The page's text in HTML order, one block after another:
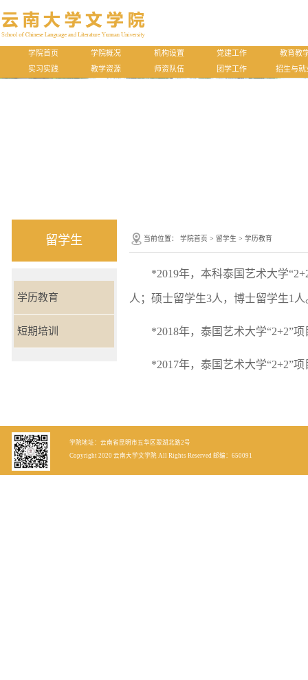
学院首页 学院概况 机构设置 党建工作
教育教
实习实践
教学资源 师资队伍 团学工作 招生与就
留学生
学历教育
短期培训
当前位置：学院首页 > 留学生 >学历教育
*2019年，本科泰国艺术大学
人；硕士留学生3人，博士留学生1人
*2018年，泰国艺术大学“2+2”
*2017年，泰国艺术大学“2+2”
学院地址：云南省昆明市五华区翠湖北路2号
Copyright 2020 云南大学文学院 All Rights Reserved 邮编：650091